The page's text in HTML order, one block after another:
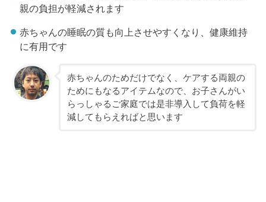
親の負担が軽減されます
赤ちゃんの睡眠の質も向上させやすくなり、健康維持
に有用です
赤ちゃんのためだけでなく、ケアする両親の
ためにもなるアイテムなので、お子さんがい
らっしゃるご家庭では是非導入して負荷を軽
減してもらえればと思います